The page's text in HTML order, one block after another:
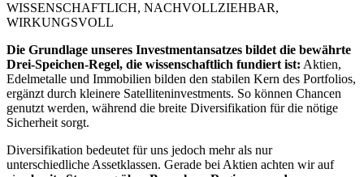
WISSENSCHAFTLICH, NACHVOLLZIEHBAR,
WIRKUNGSVOLL
Die Grundlage unseres Investmentansatzes bildet die bewährte
Drei-Speichen-Regel, die wissenschaftlich fundiert ist: Aktien,
Edelmetalle und Immobilien bilden den stabilen Kern des Portfolios,
ergänzt durch kleinere Satelliteninvestments. So können Chancen
genutzt werden, während die breite Diversifikation für die nötige
Sicherheit sorgt.
Diversifikation bedeutet für uns jedoch mehr als nur
unterschiedliche Assetklassen. Gerade bei Aktien achten wir auf